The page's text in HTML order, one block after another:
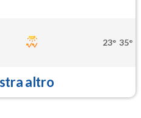
23° 35°
altro